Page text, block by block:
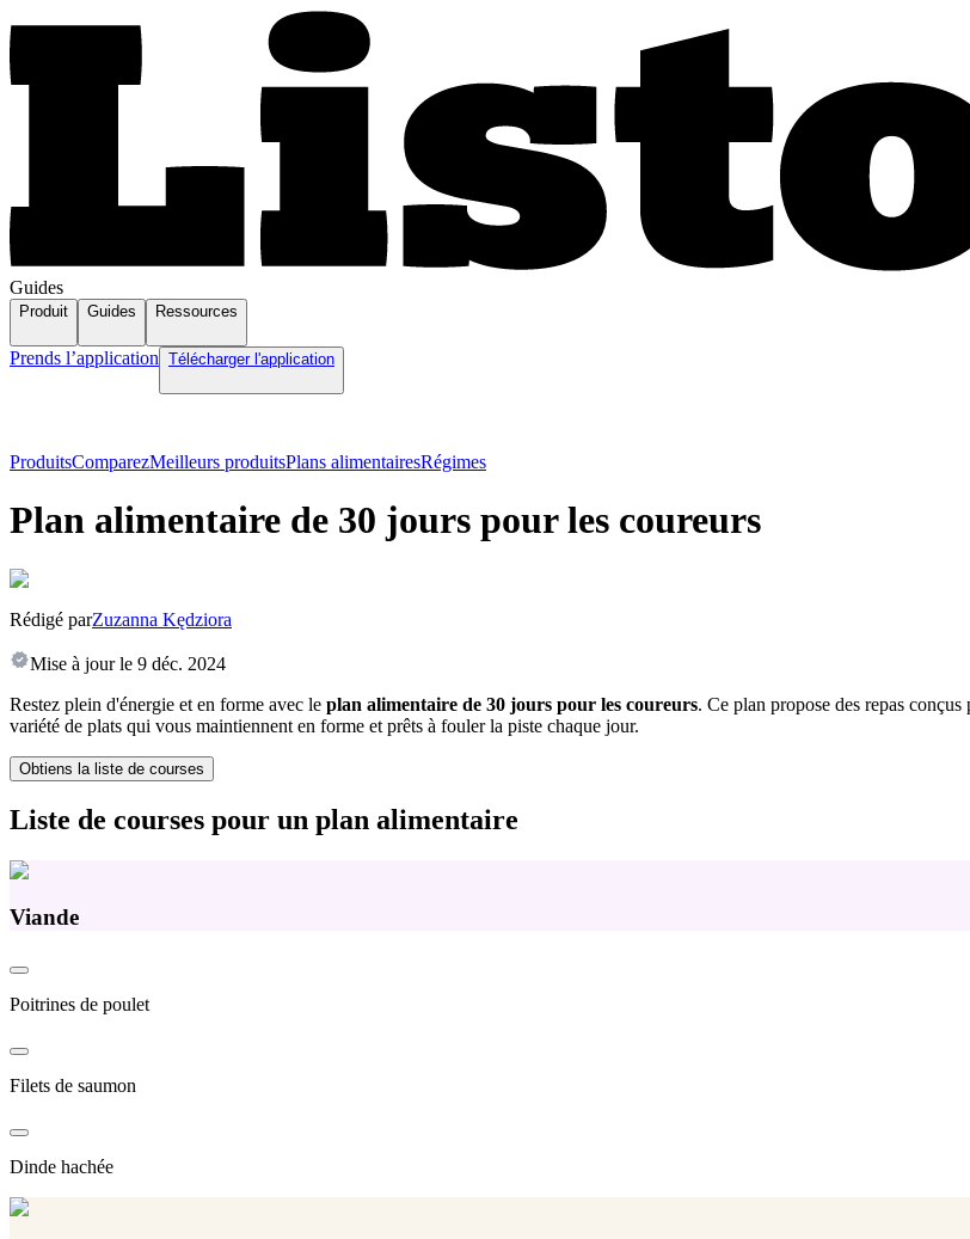
Guides
Produit Guides Ressources
Prends l’application Télécharger l'application
ProduitsComparezMeilleurs produitsPlans alimentairesRégimes
Plan alimentaire de 30 jours pour les coureurs
Rédigé parZuzanna Kędziora
Mise à jour le 9 déc. 2024
Restez plein d'énergie et en forme avec le plan alimentaire de 30 jours pour les coureurs. Ce plan propose des repas
variété de plats qui vous maintiennent en forme et prêts à fouler la piste chaque jour.
Obtiens la liste de courses
Liste de courses pour un plan alimentaire
Viande
Poitrines de poulet
Filets de saumon
Dinde hachée